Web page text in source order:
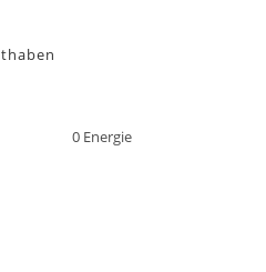
0 Energie